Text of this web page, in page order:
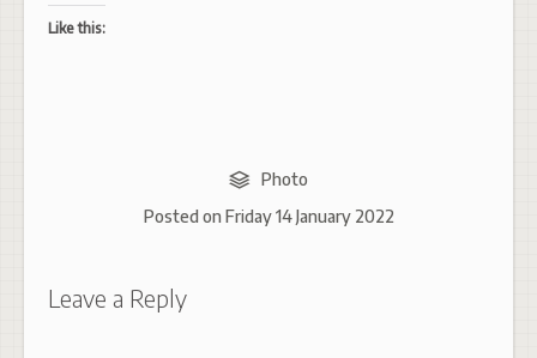
Like this:
Photo
Posted on Friday 14 January 2022
Leave a Reply